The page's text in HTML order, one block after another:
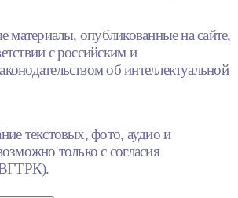
материалы, опубликованные на сайте,
с российским и
об интеллектуальной
текстовых, фото, аудио и
только с согласия